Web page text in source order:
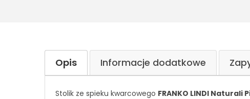
Opis Informacje dodatkowe
Stolik ze spieku kwarcowego FRANKO LINDI